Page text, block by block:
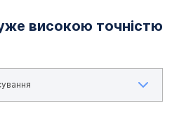
високою точністю